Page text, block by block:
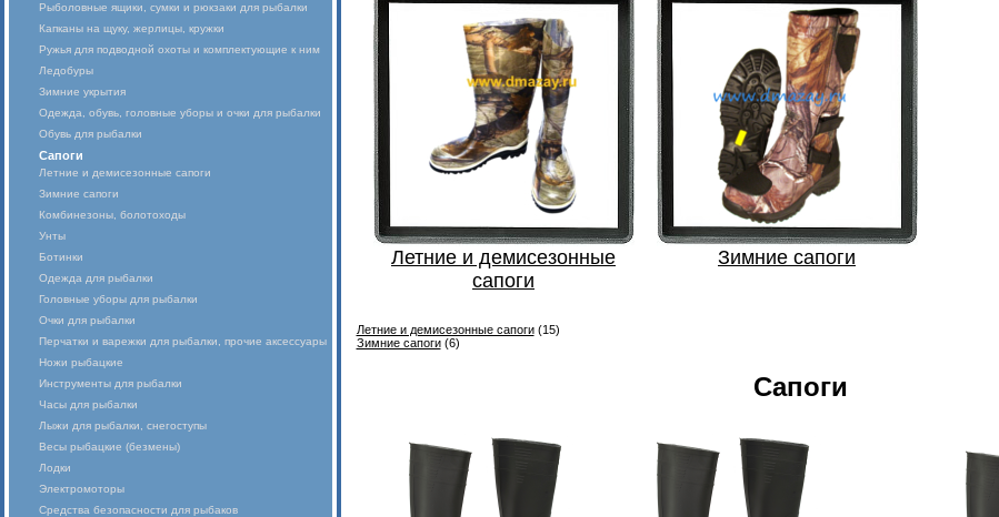
Рыболовные ящики, сумки и рюкзаки для рыбалки
Капканы на щуку, жерлицы, кружки
Ружья для подводной охоты и комплектующие к ним
Ледобуры
Зимние укрытия
Одежда, обувь, головные уборы и очки для рыбалки
Обувь для рыбалки
Сапоги
Летние и демисезонные сапоги
Зимние сапоги
Комбинезоны, болотоходы
Унты
Ботинки
Одежда для рыбалки
Головные уборы для рыбалки
Очки для рыбалки
Перчатки и варежки для рыбалки, прочие аксессуары
Ножи рыбацкие
Инструменты для рыбалки
Часы для рыбалки
Лыжи для рыбалки, снегоступы
Весы рыбацкие (безмены)
Лодки
Электромоторы
Средства безопасности для рыбаков
Летние и демисезонные
сапоги
Зимние сапоги
Летние и демисезонные сапоги(15)
Зимние сапоги(6)
Сапоги